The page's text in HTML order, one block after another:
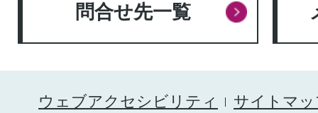
問合せ先一覧
ウェブアクセシビリティ
サイトマ